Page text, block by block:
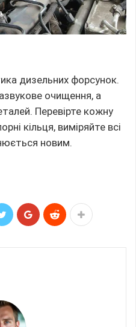
дизельних форсунок.
очищення, а
Перевірте кожну
кільця, виміряйте всі
новим.